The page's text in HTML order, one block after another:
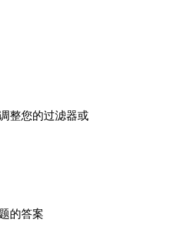
整您的过滤器或
的答案